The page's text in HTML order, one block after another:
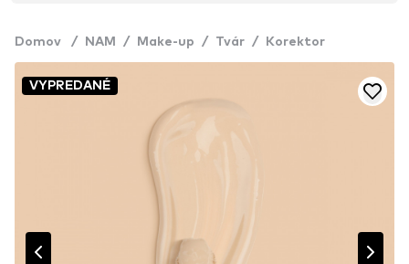
Domov / NAM / Make-up / Tvár / Korektor
VYPREDANÉ